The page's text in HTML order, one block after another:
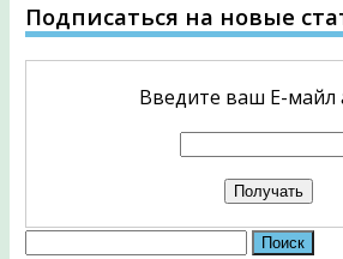
Подписаться на новые
Введите ваш Е-майл
Найти: